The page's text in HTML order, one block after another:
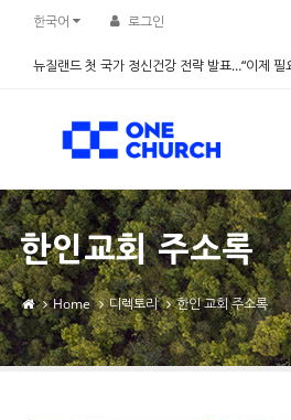
한국어 로그인
뉴질랜드 첫 국가 정신건강 전략 발표…“이제 필
한인교회 주소록
Home 디렉토리 한인 교회 주소록
Sketchbook5, 스케